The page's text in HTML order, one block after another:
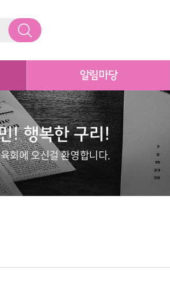
알림마당
! 행복한 구리!
회에 오신걸 환영합니다.